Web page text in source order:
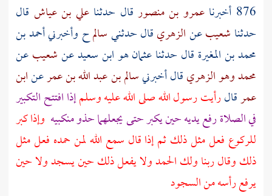
876 أخبرنا
عمرو بن منصور قال حدثناعلي بن عياش قال
حدثنا شعيبعنالزهريقال حدثنيسالمح وأخبرنيأحمد بن
محمد بن المغيرة قال حدثناعثمان هو ابن سعيدعنشعيبعن
محمد وهو الزهريقال أخبرنيسالم بن عبد الله بن عمرعنابن
عمرقالرأيت رسول الله صلى الله عليه وسلمإذا افتتح التكبير
في الصلاة رفع يديه حين يكبر حتى يجعلهما حذو منكبيه وإذا كبر
للركوع فعل مثل ذلك ثم إذا قال سمع الله لمن حمده فعل مثل
ذلك وقال ربنا ولك الحمد ولا يفعل ذلك حين يسجد ولا حين
يرفع رأسه من السجود